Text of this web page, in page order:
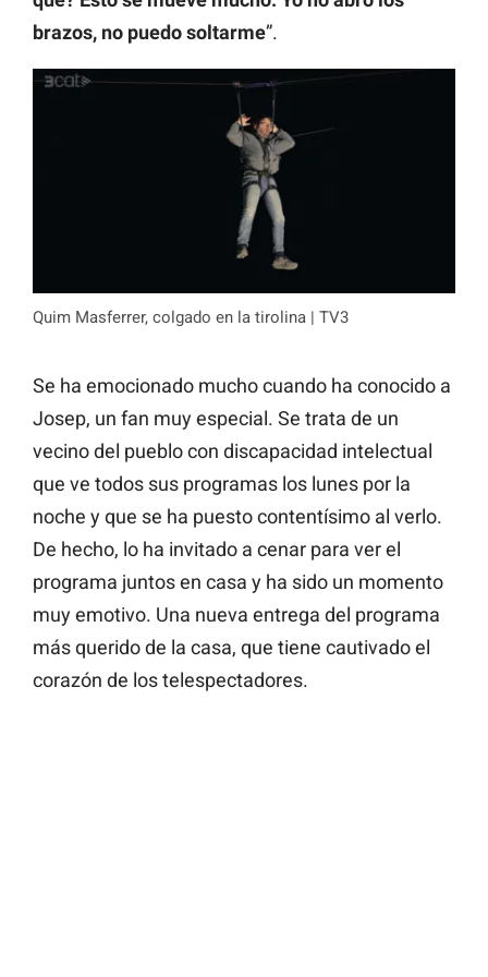
brazos, no puedo soltarme”.
Quim Masferrer, colgado en la tirolina | TV3
Se ha emocionado mucho cuando ha conocido a
Josep, un fan muy especial. Se trata de un
vecino del pueblo con discapacidad intelectual
que ve todos sus programas los lunes por la
noche y que se ha puesto contentísimo al verlo.
De hecho, lo ha invitado a cenar para ver el
programa juntos en casa y ha sido un momento
muy emotivo. Una nueva entrega del programa
más querido de la casa, que tiene cautivado el
corazón de los telespectadores.